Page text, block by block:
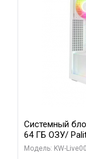
Системный
64 ГБ ОЗУ/ Palit
256bit 3xDP H/
Модель: KW-